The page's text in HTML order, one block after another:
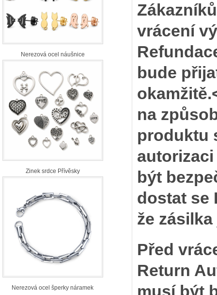
Nerezová ocel náušnice
Zinek srdce Přívěsky
Nerezová ocel šperky náramek
vrácení
bude
na
produktu
být
dostat se
že
Před
Return
musí být